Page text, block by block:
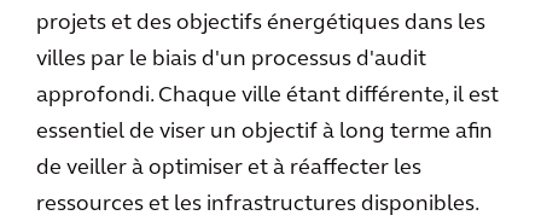
projets et des objectifs énergétiques dans les
villes par le biais d'un processus d'audit
approfondi. Chaque ville étant différente, il est
essentiel de viser un objectif à long terme afin
de veiller à optimiser et à réaffecter les
ressources et les infrastructures disponibles.